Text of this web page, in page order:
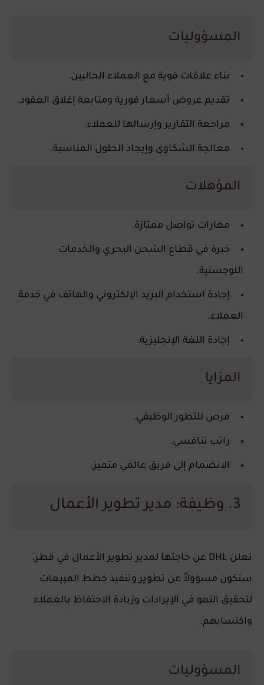
المسؤوليات
بناء علاقات قوية مع العملاء الحاليين.
تقديم عروض أسعار فورية ومتابعة إغلاق العقود.
مراجعة التقارير وإرسالها للعملاء.
معالجة الشكاوى وإيجاد الحلول المناسبة.
المؤهلات
مهارات تواصل ممتازة.
خبرة في قطاع الشحن البحري والخدمات
اللوجستية.
إجادة استخدام البريد الإلكتروني والهاتف في خدمة
العملاء.
إجادة اللغة الإنجليزية.
المزايا
فرص للتطور الوظيفي.
راتب تنافسي.
الانضمام إلى فريق عالمي متميز.
3. وظيفة: مدير تطوير الأعمال
تعلن DHL عن حاجتها لمدير تطوير الأعمال في قطر.
ستكون مسؤولاً عن تطوير وتنفيذ خطط المبيعات
لتحقيق النمو في الإيرادات وزيادة الاحتفاظ بالعملاء
واكتسابهم.
المسؤوليات